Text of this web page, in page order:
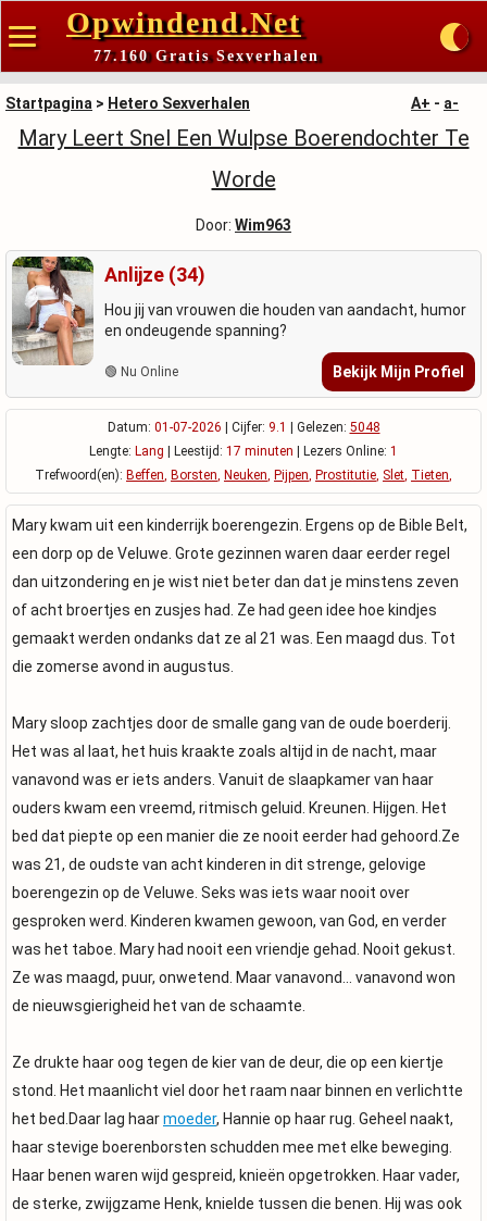
Opwindend.Net
77.160 Gratis Sexverhalen
Startpagina > Hetero Sexverhalen A+ - a-
Mary Leert Snel Een Wulpse Boerendochter Te
Worde
Door: Wim963
Anlijze (34)
Hou jij van vrouwen die houden van aandacht, humor
en ondeugende spanning?
🟢 Nu Online Bekijk Mijn Profiel
Datum: 01-07-2026 | Cijfer: 9.1 | Gelezen: 5048
Lengte: Lang | Leestijd: 17 minuten | Lezers Online: 1
Trefwoord(en): Beffen, Borsten, Neuken, Pijpen, Prostitutie, Slet, Tieten,
Mary kwam uit een kinderrijk boerengezin. Ergens op de Bible Belt,
een dorp op de Veluwe. Grote gezinnen waren daar eerder regel
dan uitzondering en je wist niet beter dan dat je minstens zeven
of acht broertjes en zusjes had. Ze had geen idee hoe kindjes
gemaakt werden ondanks dat ze al 21 was. Een maagd dus. Tot
die zomerse avond in augustus.
Mary sloop zachtjes door de smalle gang van de oude boerderij.
Het was al laat, het huis kraakte zoals altijd in de nacht, maar
vanavond was er iets anders. Vanuit de slaapkamer van haar
ouders kwam een vreemd, ritmisch geluid. Kreunen. Hijgen. Het
bed dat piepte op een manier die ze nooit eerder had gehoord.Ze
was 21, de oudste van acht kinderen in dit strenge, gelovige
boerengezin op de Veluwe. Seks was iets waar nooit over
gesproken werd. Kinderen kwamen gewoon, van God, en verder
was het taboe. Mary had nooit een vriendje gehad. Nooit gekust.
Ze was maagd, puur, onwetend. Maar vanavond... vanavond won
de nieuwsgierigheid het van de schaamte.
Ze drukte haar oog tegen de kier van de deur, die op een kiertje
stond. Het maanlicht viel door het raam naar binnen en verlichtte
het bed.Daar lag haarmoeder, Hannie op haar rug. Geheel naakt,
haar stevige boerenborsten schudden mee met elke beweging.
Haar benen waren wijd gespreid, knieën opgetrokken. Haar vader,
de sterke, zwijgzame Henk, knielde tussen die benen. Hij was ook